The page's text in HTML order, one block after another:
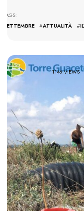
SETTEMBRE
#ATTUALITÀ #
1146 VIEWS